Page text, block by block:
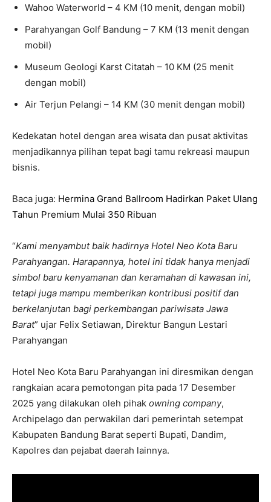
Wahoo Waterworld – 4 KM (10 menit, dengan mobil)
Parahyangan Golf Bandung – 7 KM (13 menit dengan
mobil)
Museum Geologi Karst Citatah – 10 KM (25 menit
dengan mobil)
Air Terjun Pelangi – 14 KM (30 menit dengan mobil)
Kedekatan hotel dengan area wisata dan pusat aktivitas
menjadikannya pilihan tepat bagi tamu rekreasi maupun
bisnis.
Baca juga: Hermina Grand Ballroom Hadirkan Paket Ulang
Tahun Premium Mulai 350 Ribuan
“Kami menyambut baik hadirnya Hotel Neo Kota Baru
Parahyangan. Harapannya, hotel ini tidak hanya menjadi
simbol baru kenyamanan dan keramahan di kawasan ini,
tetapi juga mampu memberikan kontribusi positif dan
berkelanjutan bagi perkembangan pariwisata Jawa
Barat” ujar Felix Setiawan, Direktur Bangun Lestari
Parahyangan
Hotel Neo Kota Baru Parahyangan ini diresmikan dengan
rangkaian acara pemotongan pita pada 17 Desember
2025 yang dilakukan oleh pihak owning company,
Archipelago dan perwakilan dari pemerintah setempat
Kabupaten Bandung Barat seperti Bupati, Dandim,
Kapolres dan pejabat daerah lainnya.